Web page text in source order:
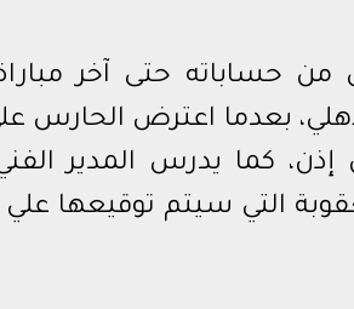
حساباته حتى آخر
بعدما اعترض الحارس
إذن، كما يدرس المدير
التي سيتم توقيعها